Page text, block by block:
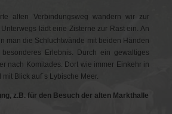
alten Verbindungsweg wandern wir zur
lädt eine Zisterne zur Rast ein. An
man die Schluchtwände mit beiden Händen
Erlebnis. Durch ein gewaltiges
nach Komitades. Dort wie immer Einkehr in
Blick auf´s Lybische Meer.
z.B. für den Besuch der alten Markthalle